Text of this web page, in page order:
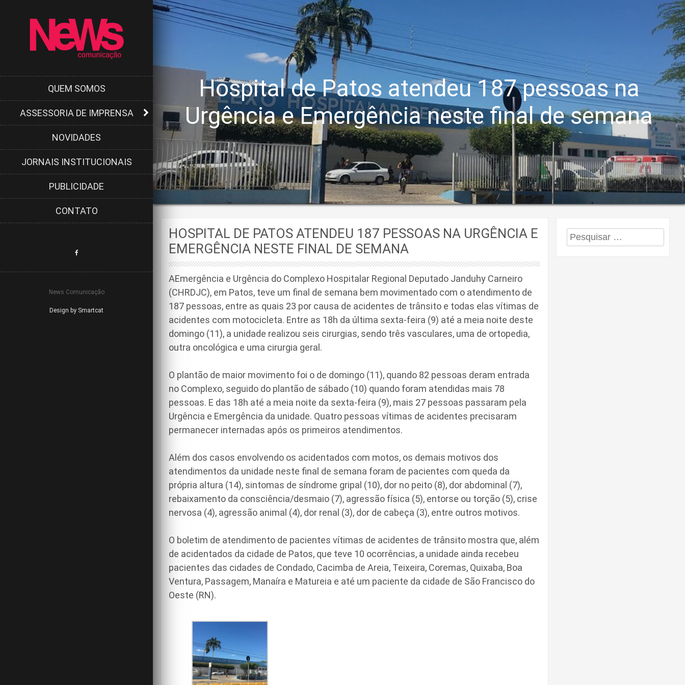
QUEM SOMOS
ASSESSORIA DE IMPRENSA
NOVIDADES
JORNAIS INSTITUCIONAIS
PUBLICIDADE
CONTATO
News Comunicação
Design by Smartcat
Hospital de Patos atendeu 187 pessoas na
Urgência e Emergência neste final de semana
HOSPITAL DE PATOS ATENDEU 187 PESSOAS NA URGÊNCIA E
EMERGÊNCIA NESTE FINAL DE SEMANA
AEmergência e Urgência do Complexo Hospitalar Regional Deputado Janduhy Carneiro
(CHRDJC), em Patos, teve um final de semana bem movimentado com o atendimento de
187 pessoas, entre as quais 23 por causa de acidentes de trânsito e todas elas vítimas de
acidentes com motocicleta. Entre as 18h da última sexta-feira (9) até a meia noite deste
domingo (11), a unidade realizou seis cirurgias, sendo três vasculares, uma de ortopedia,
outra oncológica e uma cirurgia geral.
O plantão de maior movimento foi o de domingo (11), quando 82 pessoas deram entrada
no Complexo, seguido do plantão de sábado (10) quando foram atendidas mais 78
pessoas. E das 18h até a meia noite da sexta-feira (9), mais 27 pessoas passaram pela
Urgência e Emergência da unidade. Quatro pessoas vítimas de acidentes precisaram
permanecer internadas após os primeiros atendimentos.
Além dos casos envolvendo os acidentados com motos, os demais motivos dos
atendimentos da unidade neste final de semana foram de pacientes com queda da
própria altura (14), sintomas de síndrome gripal (10), dor no peito (8), dor abdominal (7),
rebaixamento da consciência/desmaio (7), agressão física (5), entorse ou torção (5), crise
nervosa (4), agressão animal (4), dor renal (3), dor de cabeça (3), entre outros motivos.
O boletim de atendimento de pacientes vítimas de acidentes de trânsito mostra que, além
de acidentados da cidade de Patos, que teve 10 ocorrências, a unidade ainda recebeu
pacientes das cidades de Condado, Cacimba de Areia, Teixeira, Coremas, Quixaba, Boa
Ventura, Passagem, Manaíra e Matureia e até um paciente da cidade de São Francisco do
Oeste (RN).
Pesquisar
por: